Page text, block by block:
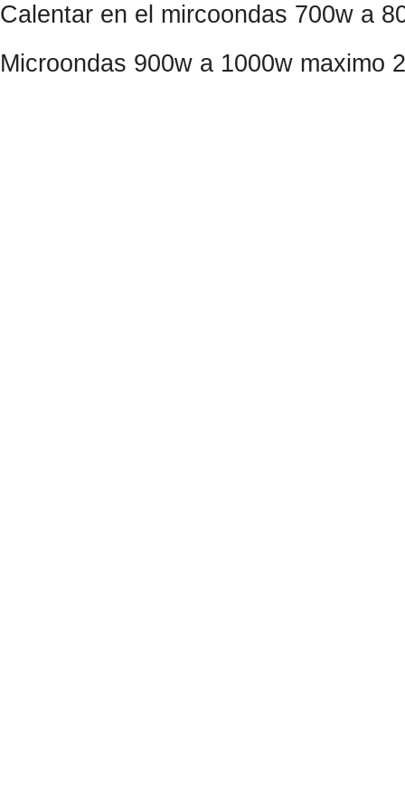
Calentar en el mircoondas 700w a
Microondas 900w a 1000w maximo